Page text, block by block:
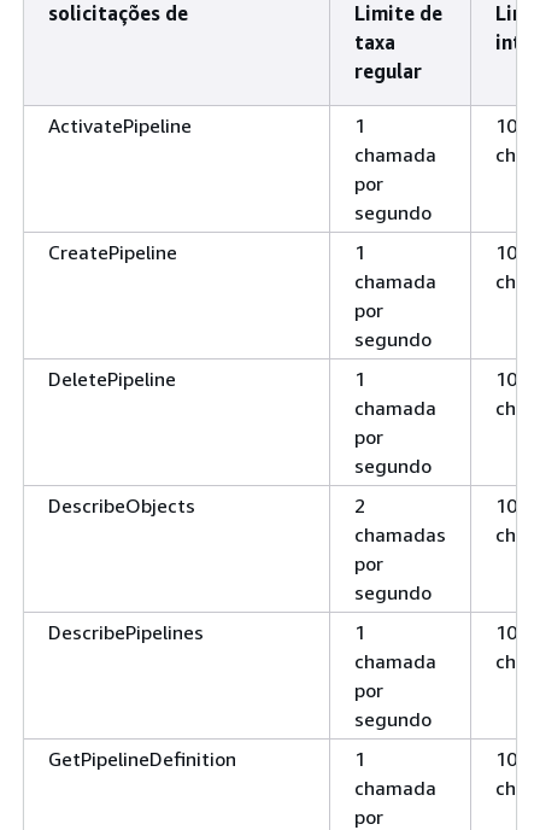
solicitações de
Limite de
taxa
regular
ActivatePipeline
1
chamada
por
segundo
100
CreatePipeline
1
chamada
por
segundo
100
DeletePipeline
1
chamada
por
segundo
100
DescribeObjects
2
chamadas
por
segundo
100
DescribePipelines
1
chamada
por
segundo
100
GetPipelineDefinition
1
chamada
por
100